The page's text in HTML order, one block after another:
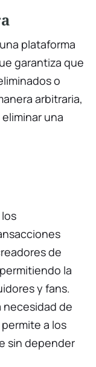
plataforma
garantiza que
o
arbitraria,
una
de
la
y fans.
necesidad de
a los
sin depender